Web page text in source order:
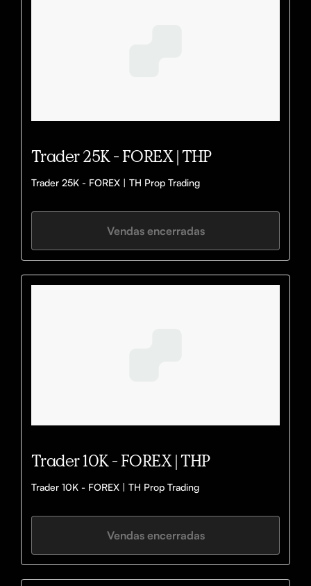
Trader 25K - FOREX | THP
Trader 25K - FOREX | TH Prop Trading
Vendas encerradas
Trader 10K - FOREX | THP
Trader 10K - FOREX | TH Prop Trading
Vendas encerradas